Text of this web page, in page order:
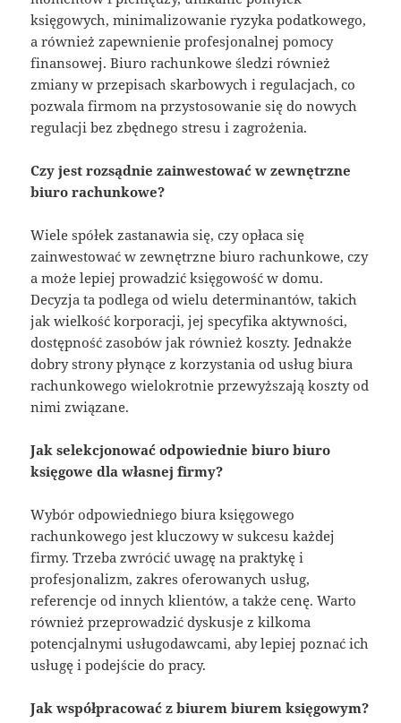
księgowych, minimalizowanie ryzyka podatkowego,
a również zapewnienie profesjonalnej pomocy
finansowej. Biuro rachunkowe śledzi również
zmiany w przepisach skarbowych i regulacjach, co
pozwala firmom na przystosowanie się do nowych
regulacji bez zbędnego stresu i zagrożenia.
Czy jest rozsądnie zainwestować w zewnętrzne
biuro rachunkowe?
Wiele spółek zastanawia się, czy opłaca się
zainwestować w zewnętrzne biuro rachunkowe, czy
a może lepiej prowadzić księgowość w domu.
Decyzja ta podlega od wielu determinantów, takich
jak wielkość korporacji, jej specyfika aktywności,
dostępność zasobów jak również koszty. Jednakże
dobry strony płynące z korzystania od usług biura
rachunkowego wielokrotnie przewyższają koszty od
nimi związane.
Jak selekcjonować odpowiednie biuro biuro
księgowe dla własnej firmy?
Wybór odpowiedniego biura księgowego
rachunkowego jest kluczowy w sukcesu każdej
firmy. Trzeba zwrócić uwagę na praktykę i
profesjonalizm, zakres oferowanych usług,
referencje od innych klientów, a także cenę. Warto
również przeprowadzić dyskusje z kilkoma
potencjalnymi usługodawcami, aby lepiej poznać ich
usługę i podejście do pracy.
Jak współpracować z biurem biurem księgowym?